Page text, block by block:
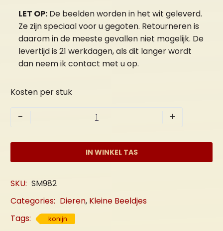
LET OP: De beelden worden in het wit geleverd.
Ze zijn speciaal voor u gegoten. Retourneren is
daarom in de meeste gevallen niet mogelijk. De
levertijd is 21 werkdagen, als dit langer wordt
dan neem ik contact met u op.
Kosten per stuk
-
Konijntje
+
IN WINKEL TAS
SKU: SM982
Categories: Dieren, Kleine Beeldjes
Tags:
konijn